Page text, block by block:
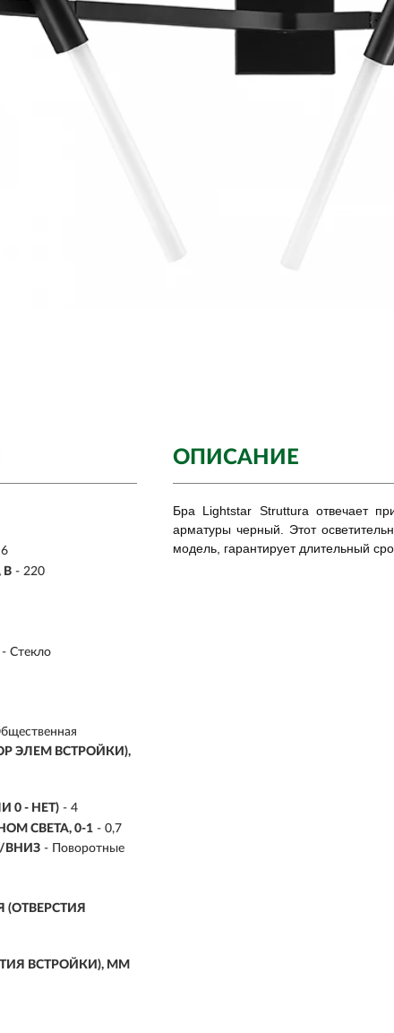
В - 220
- Стекло
ЭЛЕМ ВСТРОЙКИ),
0 - НЕТ) - 4
СВЕТА, 0-1 - 0,7
ВНИЗ - Поворотные
ВСТРОЙКИ), ММ
ОПИСАНИЕ
Бра Lightstar Struttura отвечает
арматуры черный. Этот
модель, гарантирует длительный